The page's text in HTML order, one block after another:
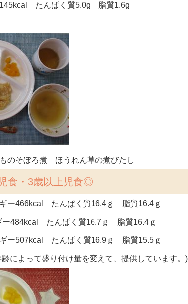
145kcal たんぱく質5.0g 脂質1.6g
そぼろ煮 ほうれん草の煮びたし
食・3歳以上児食◎
ギー466kcal たんぱく質16.4ｇ 脂質16.4ｇ
ー484kcal たんぱく質16.7ｇ 脂質16.4ｇ
ギー507kcal たんぱく質16.9ｇ 脂質15.5ｇ
によって盛り付け量を変えて、提供しています。)